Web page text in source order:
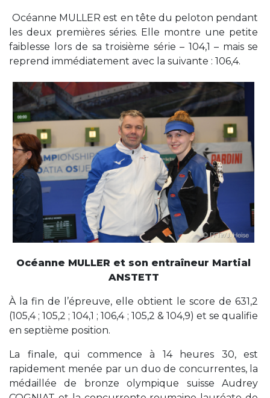
Océanne MULLER est en tête du peloton pendant
les deux premières séries. Elle montre une petite
faiblesse lors de sa troisième série – 104,1 – mais se
reprend immédiatement avec la suivante : 106,4.
Océanne MULLER et son entraîneur Martial
ANSTETT
À la fin de l’épreuve, elle obtient le score de 631,2
(105,4 ; 105,2 ; 104,1 ; 106,4 ; 105,2 & 104,9) et se qualifie
en septième position.
La finale, qui commence à 14 heures 30, est
rapidement menée par un duo de concurrentes, la
médaillée de bronze olympique suisse Audrey